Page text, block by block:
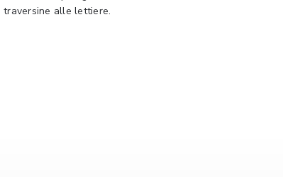
traversine alle lettiere.